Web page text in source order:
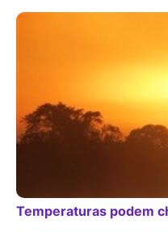
Temperaturas podem